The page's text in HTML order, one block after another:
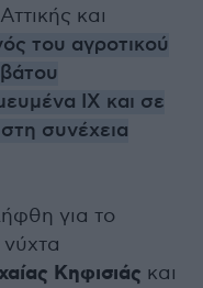
και
του αγροτικού
ΙΧ και σε
συνέχεια
για το
Κηφισιάς και